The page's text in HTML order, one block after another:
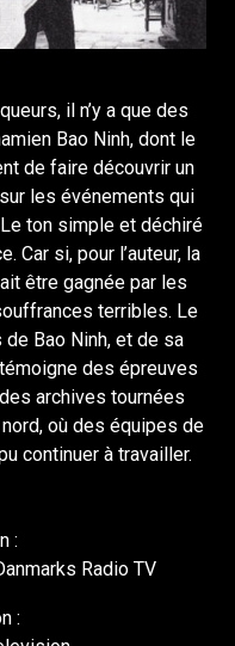
il n’y a que des
Bao Ninh, dont le
de faire découvrir un
les événements qui
ton simple et déchiré
Car si, pour l’auteur, la
être gagnée par les
terribles. Le
Bao Ninh, et de sa
des épreuves
archives tournées
où des équipes de
continuer à travailler.
:
Radio TV
: